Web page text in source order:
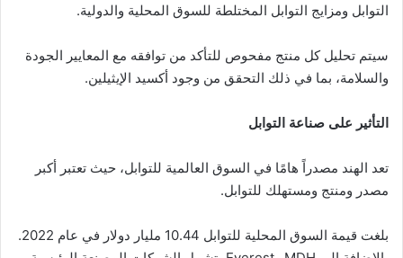
التوابل ومزايج التوابل المختلطة للسوق المحلية والدولية.
سيتم تحليل كل منتج مفحوص للتأكد من توافقه مع المعايير الجودة
والسلامة، بما في ذلك التحقق من وجود أكسيد الإيثيلين.
التأثير على صناعة التوابل
تعد الهند مصدراً هامًا في السوق العالمية للتوابل، حيث تعتبر أكبر
مصدر ومنتج ومستهلك للتوابل.
بلغت قيمة السوق المحلية للتوابل 10.44 مليار دولار في عام 2022.